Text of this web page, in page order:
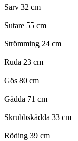
Sarv 32 cm
Sutare 55 cm
Strömming 24 cm
Ruda 23 cm
Gös 80 cm
Gädda 71 cm
Skrubbskädda 33 cm
Röding 39 cm